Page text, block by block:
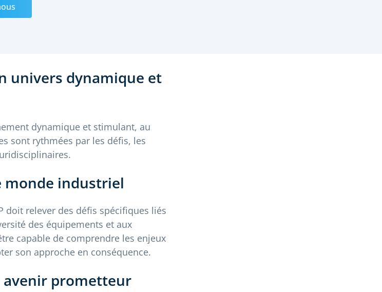
univers dynamique et
dynamique et stimulant, au
sont rythmées par les défis, les
monde industriel
doit relever des défis spécifiques liés
des équipements et aux
capable de comprendre les enjeux
son approche en conséquence.
avenir prometteur